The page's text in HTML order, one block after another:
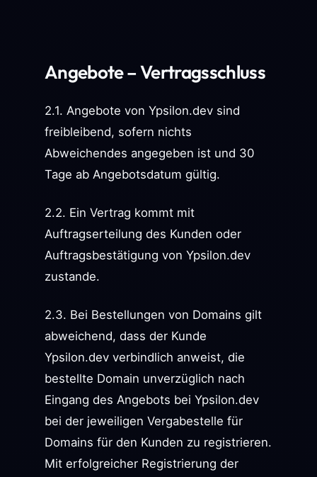
Angebote – Vertragsschluss
2.1. Angebote von Ypsilon.dev sind
freibleibend, sofern nichts
Abweichendes angegeben ist und 30
Tage ab Angebotsdatum gültig.
2.2. Ein Vertrag kommt mit
Auftragserteilung des Kunden oder
Auftragsbestätigung von Ypsilon.dev
zustande.
2.3. Bei Bestellungen von Domains gilt
abweichend, dass der Kunde
Ypsilon.dev verbindlich anweist, die
bestellte Domain unverzüglich nach
Eingang des Angebots bei Ypsilon.dev
bei der jeweiligen Vergabestelle für
Domains für den Kunden zu registrieren.
Mit erfolgreicher Registrierung der